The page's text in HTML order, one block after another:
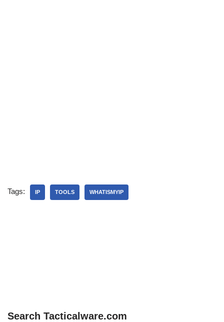
Tags: IP TOOLS WHATISMYIP
Search Tacticalware.com